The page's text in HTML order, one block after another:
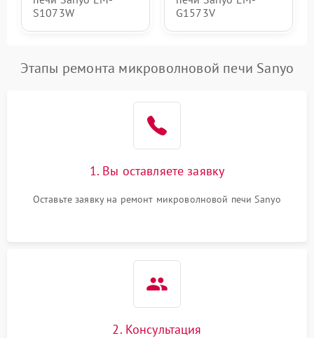
S1073W
G1573V
Этапы ремонта микроволновой печи Sanyo
1. Вы оставляете заявку
Оставьте заявку на ремонт микроволновой печи Sanyo
2. Консультация